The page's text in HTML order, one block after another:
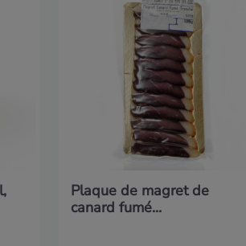
Plaque de magret de
canard fumé...